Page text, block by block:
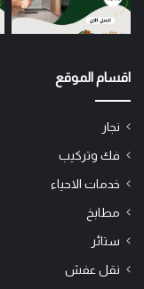
اقسام الموقع
نجار
فك وتركيب
خدمات الاحياء
مطابخ
ستائر
نقل عفش